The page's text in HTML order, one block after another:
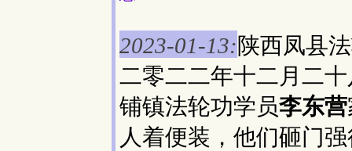
2023-01-13:陕西凤县
二零二二年十二月二
铺镇法轮功学员李东营
人着便装，他们砸门